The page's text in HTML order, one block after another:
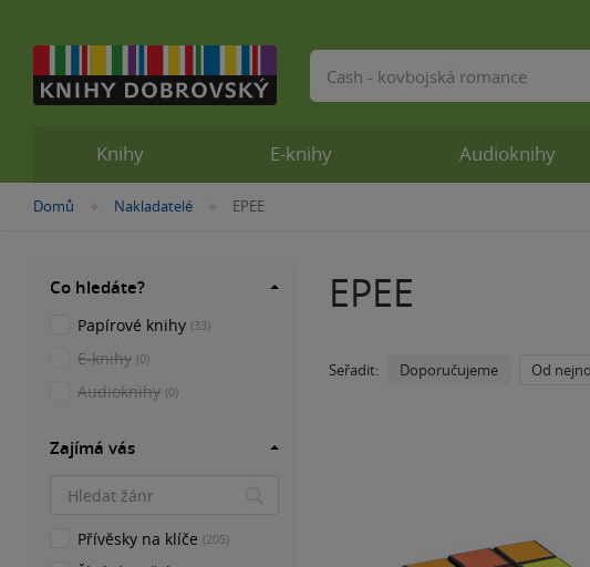
Nacházíte
Domů »
Nakladatelé »
EPEE
EPEE
Seřadit: Doporučujeme Od
Co hledáte?
Papírové knihy (33)
E-knihy (0)
Audioknihy (0)
Zajímá vás
Přívěsky na klíče (205)
Knihy E-knihy Audioknihy
Vyhledávání